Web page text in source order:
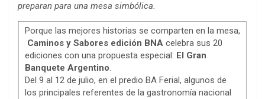
preparan para una mesa simbólica.
Porque las mejores historias se comparten en la mesa,
Caminos y Sabores edición BNA celebra sus 20
ediciones con una propuesta especial: El Gran
Banquete Argentino.
Del 9 al 12 de julio, en el predio BA Ferial, algunos de
los principales referentes de la gastronomía nacional